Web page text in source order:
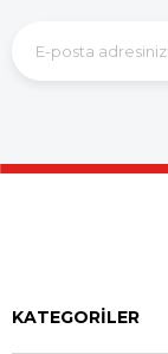
KATEGORİLER